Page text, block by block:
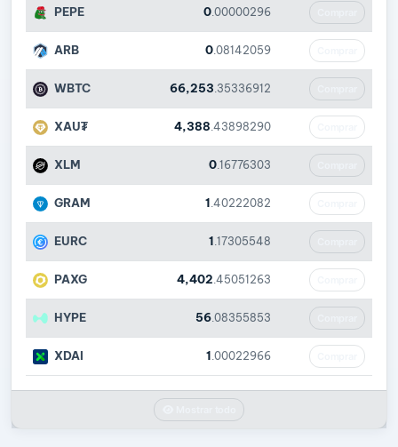
PEPE 0 .00000296
ARB 0 .08142059
WBTC 66,253 .35336912
XAU₮ 4,388 .43898290
XLM 0 .16776303
GRAM 1 .40222082
EURC 1 .17305548
PAXG 4,402 .45051263
HYPE 56 .08355853
XDAI 1 .00022966